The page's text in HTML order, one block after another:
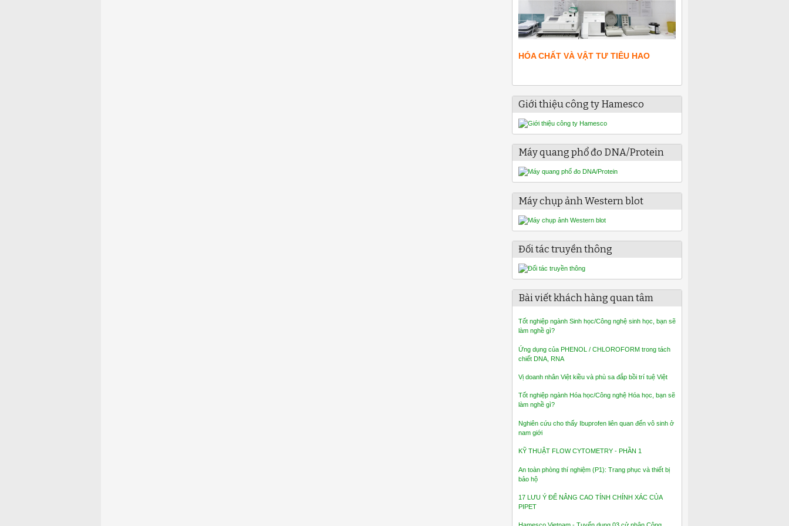
HÓA CHẤT VÀ VẬT TƯ TIÊU HAO
Giới thiệu công ty Hamesco
Máy quang phổ đo DNA/Protein
Máy chụp ảnh Western blot
Đối tác truyền thông
Bài viết khách hàng quan tâm
Tốt nghiệp ngành Sinh học/Công nghệ sinh học, bạn sẽ
làm nghề gì?
Ứng dụng của PHENOL / CHLOROFORM trong tách
chiết DNA, RNA
Vị doanh nhân Việt kiều và phù sa đắp bồi trí tuệ Việt
Tốt nghiệp ngành Hóa học/Công nghệ Hóa học, bạn sẽ
làm nghề gì?
Nghiên cứu cho thấy Ibuprofen liên quan đến vô sinh ở
nam giới
KỸ THUẬT FLOW CYTOMETRY - PHẦN 1
An toàn phòng thí nghiệm (P1): Trang phục và thiết bị
bảo hộ
17 LƯU Ý ĐỂ NÂNG CAO TÍNH CHÍNH XÁC CỦA
PIPET